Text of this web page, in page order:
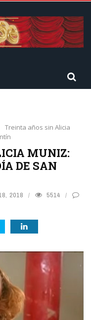
Treinta años sin Alicia
MUNIZ:
DE SAN
2018 5514